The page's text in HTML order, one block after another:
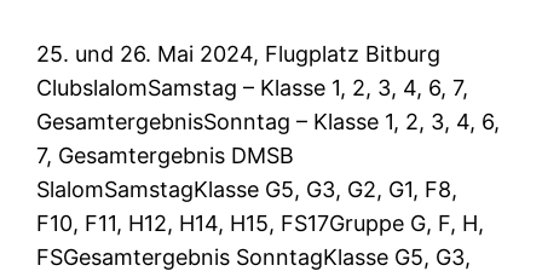
25. und 26. Mai 2024, Flugplatz Bitburg
ClubslalomSamstag – Klasse 1, 2, 3, 4, 6, 7,
GesamtergebnisSonntag – Klasse 1, 2, 3, 4, 6,
7, Gesamtergebnis DMSB
SlalomSamstagKlasse G5, G3, G2, G1, F8,
F10, F11, H12, H14, H15, FS17Gruppe G, F, H,
FSGesamtergebnis SonntagKlasse G5, G3,